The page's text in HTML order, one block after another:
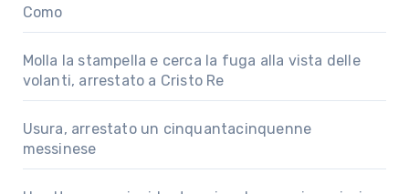
Como
Molla la stampella e cerca la fuga alla vista delle
volanti, arrestato a Cristo Re
Usura, arrestato un cinquantacinquenne
messinese